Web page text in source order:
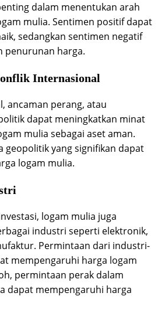
dalam menentukan arah
mulia. Sentimen positif dapat
sedangkan sentimen negatif
penurunan harga.
Internasional
ancaman perang, atau
dapat meningkatkan minat
mulia sebagai aset aman.
geopolitik yang signifikan dapat
logam mulia.
logam mulia juga
industri seperti elektronik,
Permintaan dari industri-
mempengaruhi harga logam
permintaan perak dalam
dapat mempengaruhi harga